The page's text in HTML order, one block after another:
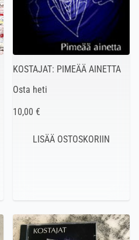
KOSTAJAT: PIMEÄÄ AINETTA
Osta heti
10,00 €